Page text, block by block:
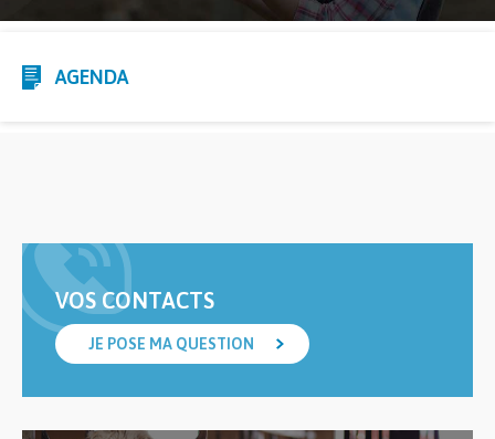
AGENDA
VOS CONTACTS
JE POSE MA QUESTION